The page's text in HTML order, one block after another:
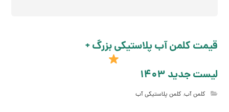
قیمت کلمن آب پلاستیکی بزرگ +
لیست جدید 1403
کلمن آب,کلمن پلاستیکی آب